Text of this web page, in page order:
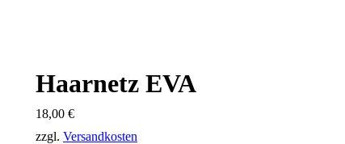
Haarnetz EVA
18,00 €
zzgl. Versandkosten